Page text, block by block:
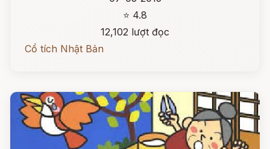
⭐ 4.8
12,102 lượt đọc
Cổ tích Nhật Bản